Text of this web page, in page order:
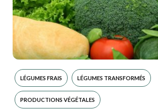
LÉGUMES FRAIS LÉGUMES TRANSFORMÉS
PRODUCTIONS VÉGÉTALES